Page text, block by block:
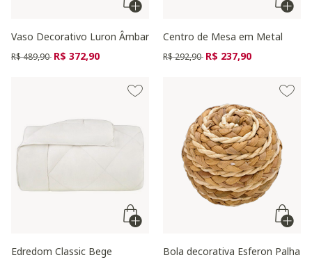
Vaso Decorativo Luron Âmbar
Preço reduzido de
R$ 489,90 para
R$ 372,90
Centro de Mesa em Metal
Preço reduzido de
R$ 292,90 para
R$ 237,90
Edredom Classic Bege Bola decorativa Esferon Palha